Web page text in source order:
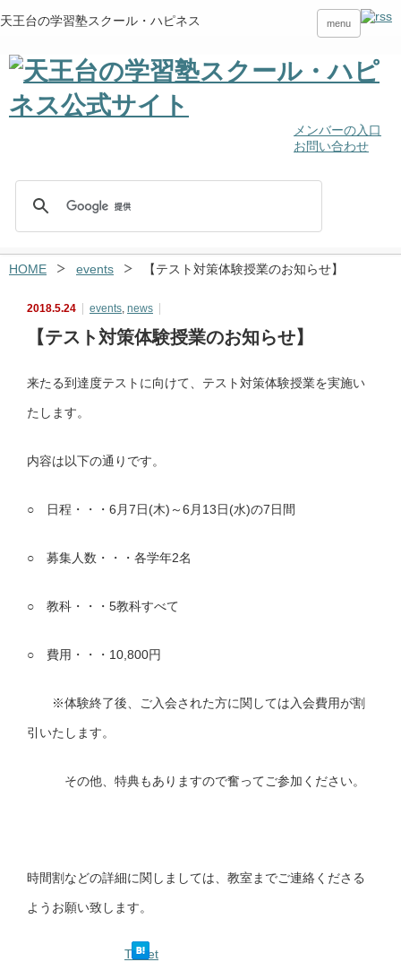
天王台の学習塾スクール・ハピネス
メンバーの入口
お問い合わせ
menu
HOME events 【テスト対策体験授業のお知らせ】
2018.5.24 events, news
【テスト対策体験授業のお知らせ】
来たる到達度テストに向けて、テスト対策体験授業を実施い
たします。
内容は以下の通りです。
○ 日程・・・6月7日(木)～6月13日(水)の7日間
○ 募集人数・・・各学年2名
○ 教科・・・5教科すべて
○ 費用・・・10,800円
※体験終了後、ご入会された方に関しては入会費用が割
引いたします。
その他、特典もありますので奮ってご参加ください。
時間割などの詳細に関しましては、教室までご連絡くださる
ようお願い致します。
Tweet